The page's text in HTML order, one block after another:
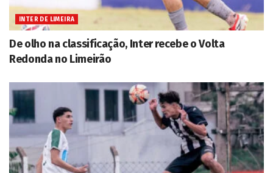
INTER DE LIMEIRA
De olho na classificação, Inter recebe o Volta
Redonda no Limeirão